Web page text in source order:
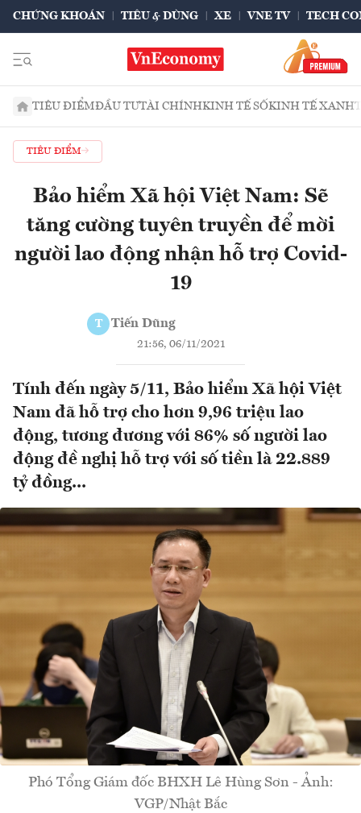
CHỨNG KHOÁN TIÊU & DÙNG XE VNE TV TECH
TIÊU ĐIỂMĐẦU TƯTÀI CHÍNHKINH TẾ SỐKINH TẾ XANH
TIÊU ĐIỂM
Bảo hiểm Xã hội Việt Nam: Sẽ
tăng cường tuyên truyền để mời
người lao động nhận hỗ trợ Covid-
19
T Tiến Dũng
21:56, 06/11/2021
Tính đến ngày 5/11, Bảo hiểm Xã hội Việt
Nam đã hỗ trợ cho hơn 9,96 triệu lao
động, tương đương với 86% số người lao
động đề nghị hỗ trợ với số tiền là 22.889
tỷ đồng...
Phó Tổng Giám đốc BHXH Lê Hùng Sơn - Ảnh:
VGP/Nhật Bắc